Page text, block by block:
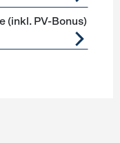
(inkl. PV-Bonus)